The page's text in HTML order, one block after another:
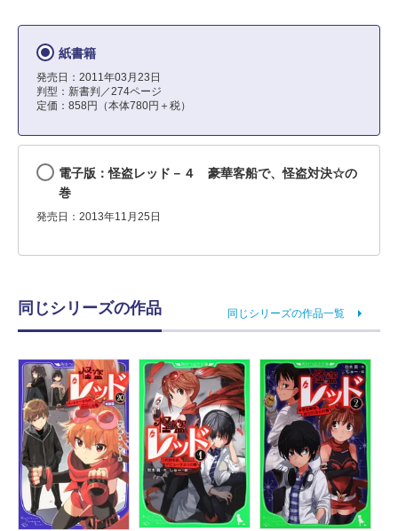
紙書籍
発売日：2011年03月23日
判型：新書判／274ページ
定価：858円（本体780円＋税）
電子版：怪盗レッド－４ 豪華客船で、怪盗対決☆の
巻
発売日：2013年11月25日
同じシリーズの作品 同じシリーズの作品一覧